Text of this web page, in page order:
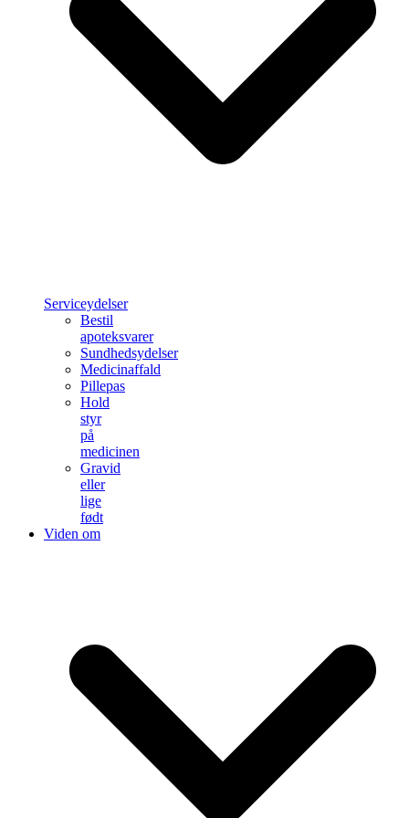
Serviceydelser
Bestil
apoteksvarer
Sundhedsydelser
Medicinaffald
Pillepas
Hold
styr
på
medicinen
Gravid
eller
lige
født
Viden om